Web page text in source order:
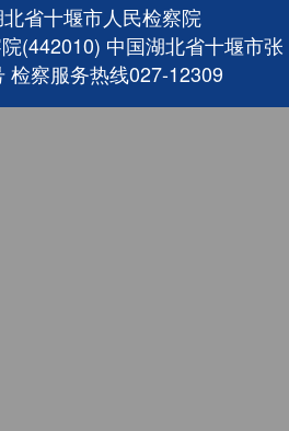
省十堰市人民检察院
(442010) 中国湖北省十堰市张
检察服务热线027-12309